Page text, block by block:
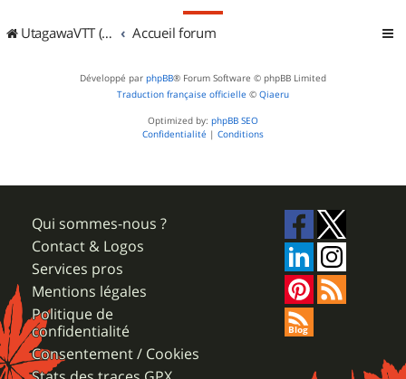
UtagawaVTT (Randos VTT et VTTAE avec traces GPS) Accueil forum
Développé par phpBB® Forum Software © phpBB Limited
Traduction française officielle © Qiaeru
Optimized by: phpBB SEO
Confidentialité | Conditions
Qui sommes-nous ?
Contact & Logos
Services pros
Mentions légales
Politique de
confidentialité
Consentement / Cookies